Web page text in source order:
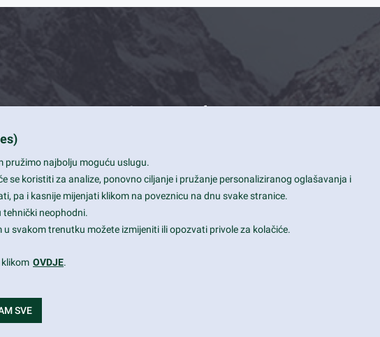
Contact Info
View, CA 94043
+1 650-253-0000
Daily: 9:00 am - 6:00 pm
pružimo najbolju moguću uslugu.
se koristiti za analize, ponovno ciljanje i pružanje personaliziranog oglašavanja i
pa i kasnije mijenjati klikom na poveznicu na dnu svake stranice.
tehnički neophodni.
svakom trenutku možete izmijeniti ili opozvati privole za kolačiće.
OVDJE.
SVE